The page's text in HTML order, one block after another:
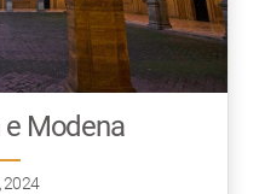
Modena
2024